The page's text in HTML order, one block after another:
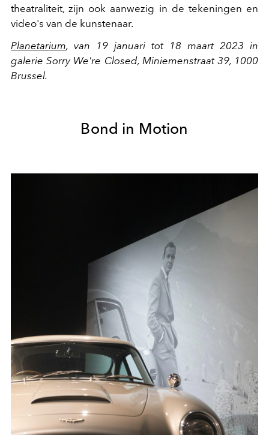
theatraliteit, zijn ook aanwezig in de tekeningen en
video's van de kunstenaar.
Planetarium, van 19 januari tot 18 maart 2023 in
galerie Sorry We're Closed, Miniemenstraat 39, 1000
Brussel.
Bond in Motion